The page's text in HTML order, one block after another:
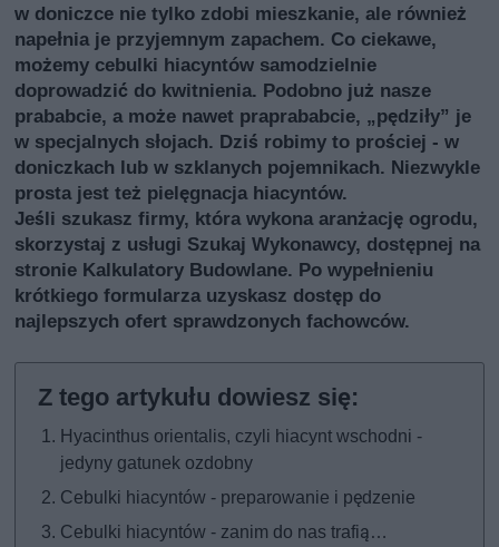
w doniczce nie tylko zdobi mieszkanie, ale również
napełnia je przyjemnym zapachem. Co ciekawe,
możemy cebulki hiacyntów samodzielnie
doprowadzić do kwitnienia. Podobno już nasze
prababcie, a może nawet praprababcie, „pędziły” je
w specjalnych słojach. Dziś robimy to prościej - w
doniczkach lub w szklanych pojemnikach. Niezwykle
prosta jest też pielęgnacja hiacyntów.
Jeśli szukasz firmy, która wykona aranżację ogrodu,
skorzystaj z usługi Szukaj Wykonawcy, dostępnej na
stronie Kalkulatory Budowlane. Po wypełnieniu
krótkiego formularza uzyskasz dostęp do
najlepszych ofert sprawdzonych fachowców.
Hyacinthus orientalis, czyli hiacynt wschodni -
jedyny gatunek ozdobny
Cebulki hiacyntów - preparowanie i pędzenie
Cebulki hiacyntów - zanim do nas trafią…